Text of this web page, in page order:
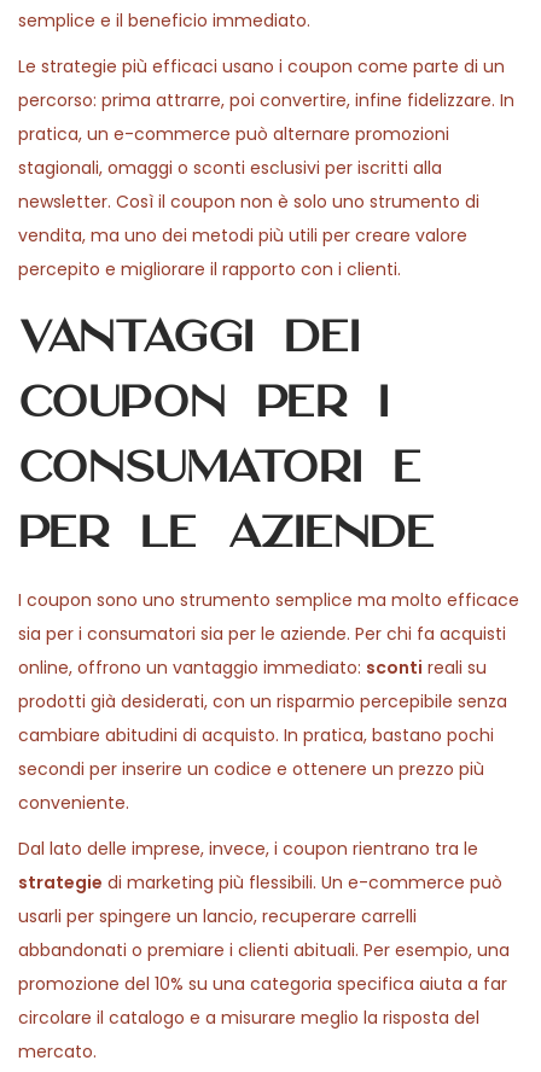
semplice e il beneficio immediato.
Le strategie più efficaci usano i coupon come parte di un
percorso: prima attrarre, poi convertire, infine fidelizzare. In
pratica, un e-commerce può alternare promozioni
stagionali, omaggi o sconti esclusivi per iscritti alla
newsletter. Così il coupon non è solo uno strumento di
vendita, ma uno dei metodi più utili per creare valore
percepito e migliorare il rapporto con i clienti.
Vantaggi dei
coupon per i
consumatori e
per le aziende
I coupon sono uno strumento semplice ma molto efficace
sia per i consumatori sia per le aziende. Per chi fa acquisti
online, offrono un vantaggio immediato: sconti reali su
prodotti già desiderati, con un risparmio percepibile senza
cambiare abitudini di acquisto. In pratica, bastano pochi
secondi per inserire un codice e ottenere un prezzo più
conveniente.
Dal lato delle imprese, invece, i coupon rientrano tra le
strategie di marketing più flessibili. Un e-commerce può
usarli per spingere un lancio, recuperare carrelli
abbandonati o premiare i clienti abituali. Per esempio, una
promozione del 10% su una categoria specifica aiuta a far
circolare il catalogo e a misurare meglio la risposta del
mercato.